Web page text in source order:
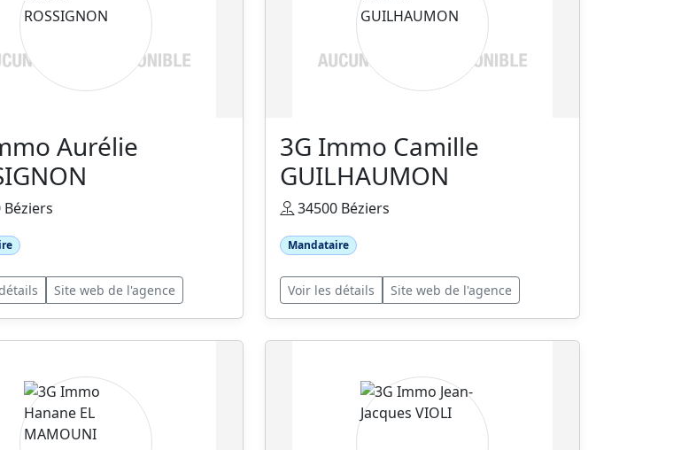
Aurélie
Béziers
Site web de l'agence
3G Immo Camille
GUILHAUMON
34500 Béziers
Mandataire
Voir les détails Site web de l'agence